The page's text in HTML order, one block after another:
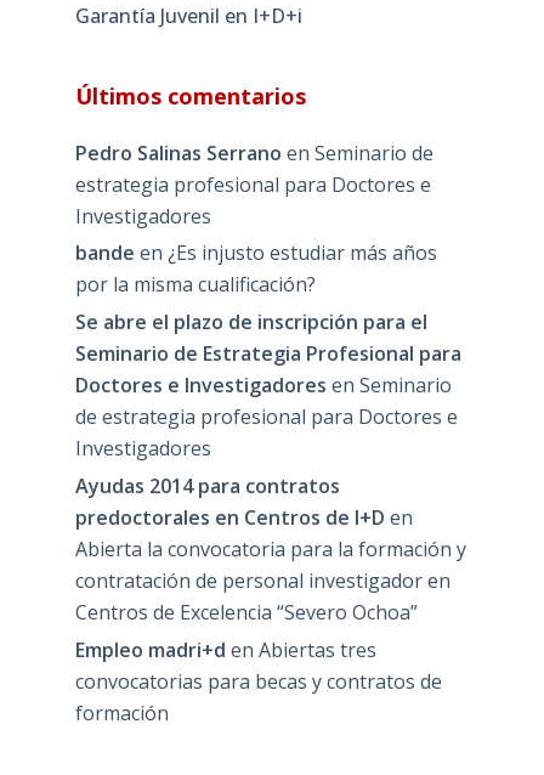
Garantía Juvenil en I+D+i
Últimos comentarios
Pedro Salinas Serrano en Seminario de
estrategia profesional para Doctores e
Investigadores
bande en ¿Es injusto estudiar más años
por la misma cualificación?
Se abre el plazo de inscripción para el
Seminario de Estrategia Profesional para
Doctores e Investigadores en Seminario
de estrategia profesional para Doctores e
Investigadores
Ayudas 2014 para contratos
predoctorales en Centros de I+D en
Abierta la convocatoria para la formación y
contratación de personal investigador en
Centros de Excelencia “Severo Ochoa”
Empleo madri+d en Abiertas tres
convocatorias para becas y contratos de
formación